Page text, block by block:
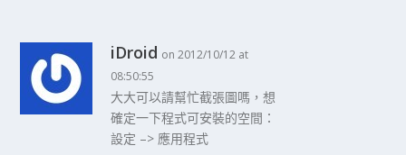
iDroid on 2012/10/12 at
08:50:55
大大可以請幫忙截張圖嗎，想
確定一下程式可安裝的空間：
設定 –> 應用程式